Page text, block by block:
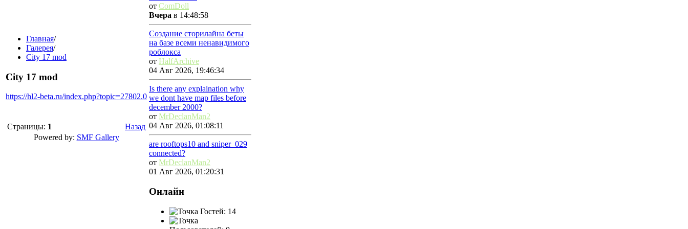
Главная/
Галерея/
City 17 mod
City 17 mod
https://hl2-beta.ru/index.php?topic=27802.0
Страницы: 1
Назад
Powered by: SMF Gallery
от ComDoll
Вчера в 14:48:58
Создание сторилайна беты
на базе всеми ненавидимого
роблокса
от HalfArchive
04 Авг 2026, 19:46:34
Is there any explaination why
we dont have map files before
december 2000?
от MrDeclanMan2
04 Авг 2026, 01:08:11
are rooftops10 and sniper_029
connected?
от MrDeclanMan2
01 Авг 2026, 01:20:31
Онлайн
Гостей: 14